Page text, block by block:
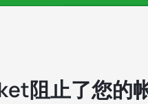
阻止了您的